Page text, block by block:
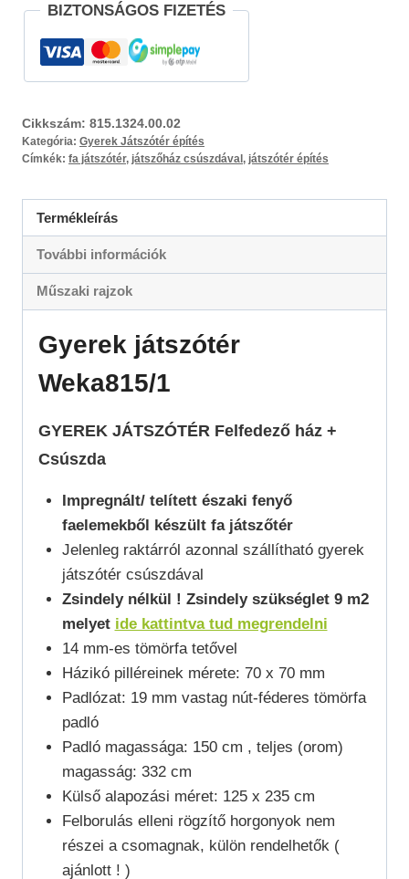
BIZTONSÁGOS FIZETÉS
Cikkszám: 815.1324.00.02
Kategória: Gyerek Játszótér építés
Címkék: fa játszótér, játszőház csúszdával , játszótér építés
Termékleírás
További információk
Műszaki rajzok
Gyerek játszótér
Weka815/1
GYEREK JÁTSZÓTÉR Felfedező ház +
Csúszda
Impregnált/ telített északi fenyő
faelemekből készült fa játszőtér
Jelenleg raktárról azonnal szállítható gyerek
játszótér csúszdával
Zsindely nélkül ! Zsindely szükséglet 9 m2
melyet ide kattintva tud megrendelni
14 mm-es tömörfa tetővel
Házikó pilléreinek mérete: 70 x 70 mm
Padlózat: 19 mm vastag nút-féderes tömörfa
padló
Padló magassága: 150 cm , teljes (orom)
magasság: 332 cm
Külső alapozási méret: 125 x 235 cm
Felborulás elleni rögzítő horgonyok nem
részei a csomagnak, külön rendelhetők (
ajánlott ! )